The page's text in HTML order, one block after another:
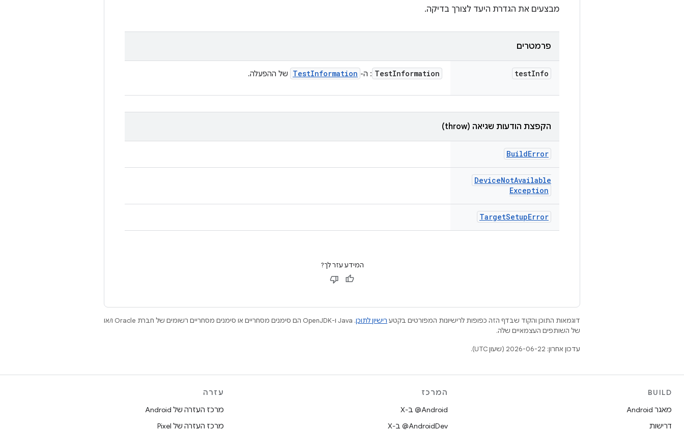
מבצעים את הגדרת היעד לצורך בדיקה.
פרמטרים
testInfo
TestInformation : ה- TestInformation של ההפעלה.
הקפצת הודעות שגיאה (throw)
BuildError
DeviceNotAvailable
Exception
TargetSetupError
המידע עזר לך?
דוגמאות התוכן והקוד שבדף הזה כפופות לרישיונות המפורטים בקטע רישיון לתוכן
.‏ Java ו-OpenJDK הם סימנים מסחריים או סימנים מסחריים רשומים של חברת Oracle ו/או
של השותפים העצמאיים שלה.
עדכון אחרון: 2026-06-22 (שעון UTC).
BUILD
מאגר Android
דרישות
המרכז
‫‎@Android ב-X
‫‎@AndroidDev ב-X
עזרה
מרכז העזרה של Android
מרכז העזרה של Pixel